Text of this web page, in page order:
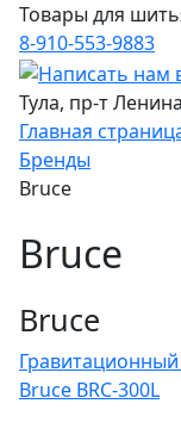
Товары для
8-910-553-9883
Тула, пр-т
Главная
Бренды
Bruce
Bruce
Bruce
Bruce BRC-300L